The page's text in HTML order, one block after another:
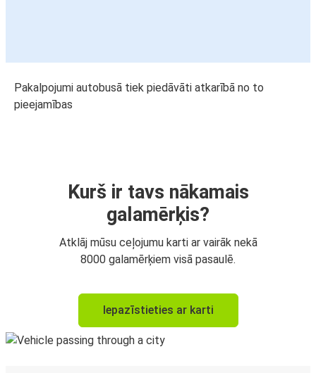
Pakalpojumi autobusā tiek piedāvāti atkarībā no to
pieejamības
Kurš ir tavs nākamais
galamērķis?
Atklāj mūsu ceļojumu karti ar vairāk nekā
8000 galamērķiem visā pasaulē.
Iepazīstieties ar karti